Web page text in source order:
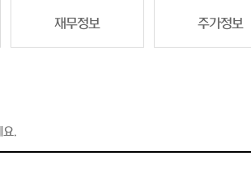
재무정보 주가정보